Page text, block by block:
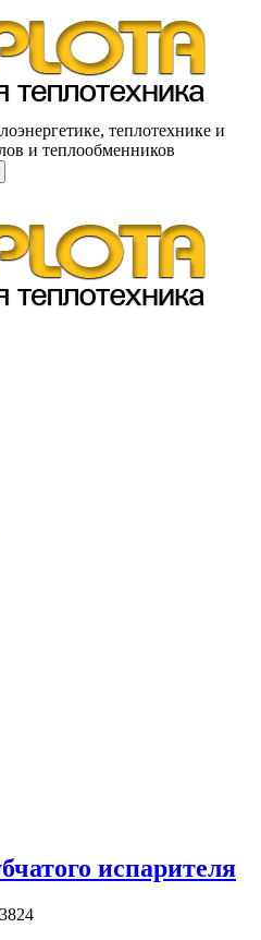
теплотехнике и
и теплообменников
испарителя
3824